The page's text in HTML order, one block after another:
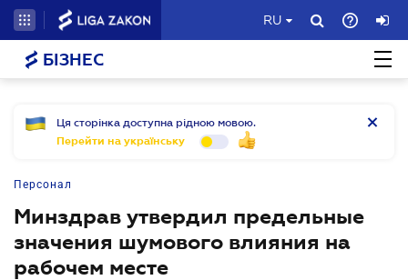
RU
БІЗНЕС
Ця сторінка доступна рідною мовою.
Перейти на українську
Персонал
Минздрав утвердил предельные
значения шумового влияния на
рабочем месте